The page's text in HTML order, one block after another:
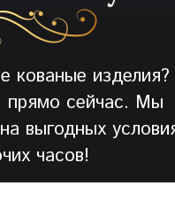
кованые изделия?
прямо сейчас. Мы
выгодных
часов!